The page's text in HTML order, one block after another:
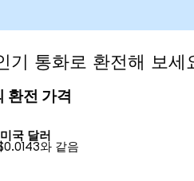
통화로 환전해 보세
환전 가격
국 달러
와 같음